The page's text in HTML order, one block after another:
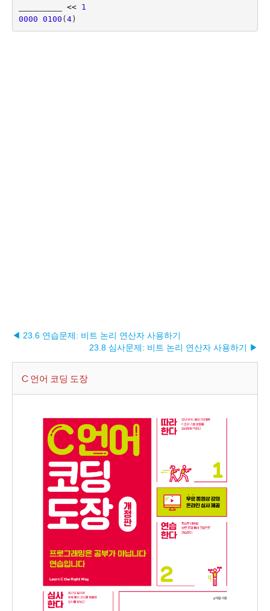
<<
1
0000 0100 (4)
◀ 23.6 연습문제: 비트 논리 연산자 사용하기
23.8 심사문제: 비트 논리 연산자 사용하기 ▶︎
C 언어 코딩 도장